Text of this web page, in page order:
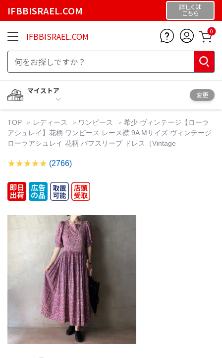
IFBBISRAEL.COM 詳しくは
こちら
IFBBISRAEL.COM 0
マイストア
変更
TOP レディース ワンピース
希少 ヴィンテージ【ローラ
アシュレイ】花柄 ワンピース レース襟 9A Mサイズ ヴィンテージ
ローラアシュレイ 花柄 パフスリーブ ドレス（Vintage
(2766)